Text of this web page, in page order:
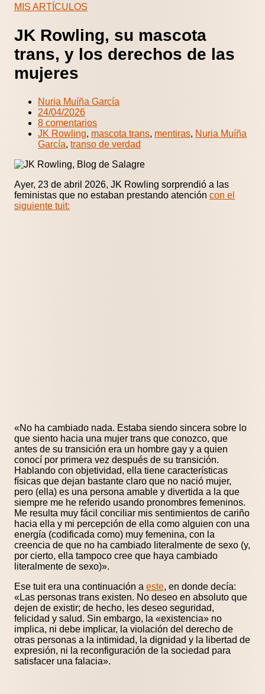
MIS ARTÍCULOS
JK Rowling, su mascota
trans, y los derechos de las
mujeres
Nuria Muíña García
24/04/2026
8 comentarios
JK Rowling, mascota trans, mentiras, Nuria Muíña
García, transo de verdad
Ayer, 23 de abril 2026, JK Rowling sorprendió a las
feministas que no estaban prestando atención con el
siguiente tuit:
«No ha cambiado nada. Estaba siendo sincera sobre lo
que siento hacia una mujer trans que conozco, que
antes de su transición era un hombre gay y a quien
conocí por primera vez después de su transición.
Hablando con objetividad, ella tiene características
físicas que dejan bastante claro que no nació mujer,
pero (ella) es una persona amable y divertida a la que
siempre me he referido usando pronombres femeninos.
Me resulta muy fácil conciliar mis sentimientos de cariño
hacia ella y mi percepción de ella como alguien con una
energía (codificada como) muy femenina, con la
creencia de que no ha cambiado literalmente de sexo (y,
por cierto, ella tampoco cree que haya cambiado
literalmente de sexo)».
Ese tuit era una continuación a este, en donde decía:
«Las personas trans existen. No deseo en absoluto que
dejen de existir; de hecho, les deseo seguridad,
felicidad y salud. Sin embargo, la «existencia» no
implica, ni debe implicar, la violación del derecho de
otras personas a la intimidad, la dignidad y la libertad de
expresión, ni la reconfiguración de la sociedad para
satisfacer una falacia».